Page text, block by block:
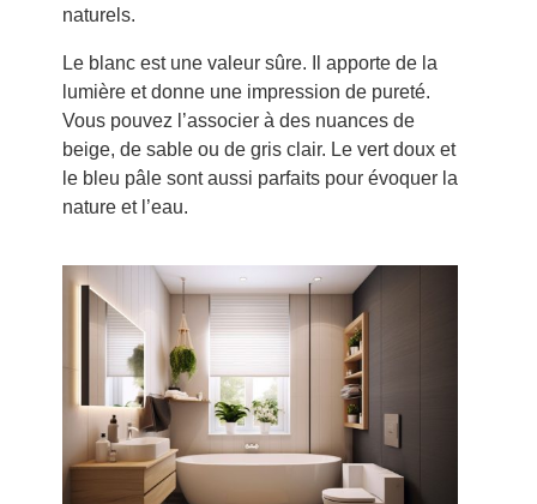
naturels.
Le blanc est une valeur sûre. Il apporte de la
lumière et donne une impression de pureté.
Vous pouvez l’associer à des nuances de
beige, de sable ou de gris clair. Le vert doux et
le bleu pâle sont aussi parfaits pour évoquer la
nature et l’eau.